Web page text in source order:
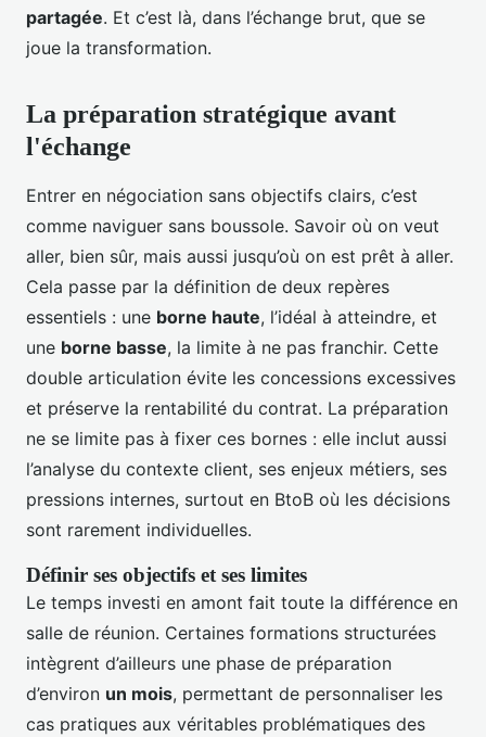
partagée. Et c’est là, dans l’échange brut, que se
joue la transformation.
La préparation stratégique avant
l'échange
Entrer en négociation sans objectifs clairs, c’est
comme naviguer sans boussole. Savoir où on veut
aller, bien sûr, mais aussi jusqu’où on est prêt à aller.
Cela passe par la définition de deux repères
essentiels : une borne haute, l’idéal à atteindre, et
une borne basse, la limite à ne pas franchir. Cette
double articulation évite les concessions excessives
et préserve la rentabilité du contrat. La préparation
ne se limite pas à fixer ces bornes : elle inclut aussi
l’analyse du contexte client, ses enjeux métiers, ses
pressions internes, surtout en BtoB où les décisions
sont rarement individuelles.
Définir ses objectifs et ses limites
Le temps investi en amont fait toute la différence en
salle de réunion. Certaines formations structurées
intègrent d’ailleurs une phase de préparation
d’environ un mois, permettant de personnaliser les
cas pratiques aux véritables problématiques des